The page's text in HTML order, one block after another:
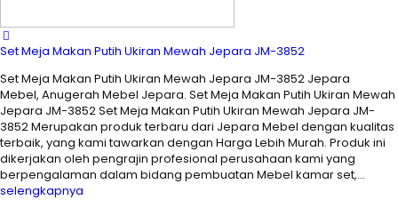
Set Meja Makan Putih Ukiran Mewah Jepara JM-3852
Set Meja Makan Putih Ukiran Mewah Jepara JM-3852 Jepara
Mebel, Anugerah Mebel Jepara. Set Meja Makan Putih Ukiran Mewah
Jepara JM-3852 Set Meja Makan Putih Ukiran Mewah Jepara JM-
3852 Merupakan produk terbaru dari Jepara Mebel dengan kualitas
terbaik, yang kami tawarkan dengan Harga Lebih Murah. Produk ini
dikerjakan oleh pengrajin profesional perusahaan kami yang
berpengalaman dalam bidang pembuatan Mebel kamar set,…
selengkapnya